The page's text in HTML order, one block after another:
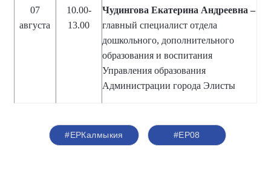
07
августа
10.00-
13.00
Чудингова Екатерина Андреевна –
главный специалист отдела
дошкольного, дополнительного
образования и воспитания
Управления образования
Администрации города Элисты
#ЕРКалмыкия #ЕР08